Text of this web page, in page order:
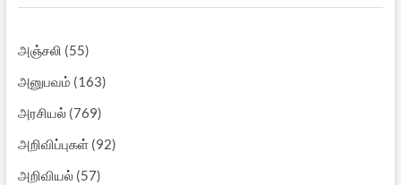
அஞ்சலி (55)
அனுபவம் (163)
அரசியல்(769)
அறிவிப்புகள்(92)
அறிவியல்(57)